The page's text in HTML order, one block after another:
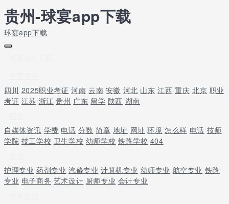
贵州-球宴app下载
球宴app下载
四川 2025职业考证 河南 云南 安徽 河北 山东 江西 重庆 北京 职业
考证 江苏 浙江 贵州 广东 留学 陕西 湖南
自媒体资讯 学费 电话 分数 简章 地址 网址 环境 怎么样 电话 技师
学院 技工学校 卫生学校 幼师学校 铁路学校 404
护理专业 药剂专业 汽修专业 计算机专业 幼师专业 航空专业 铁路
专业 电子商务 艺术设计 厨师专业 会计专业